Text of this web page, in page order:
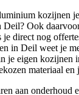
kozijnen
Ook
direct nog
in Deil weet je
je eigen kozijnen
materiaal
aan onderhoud